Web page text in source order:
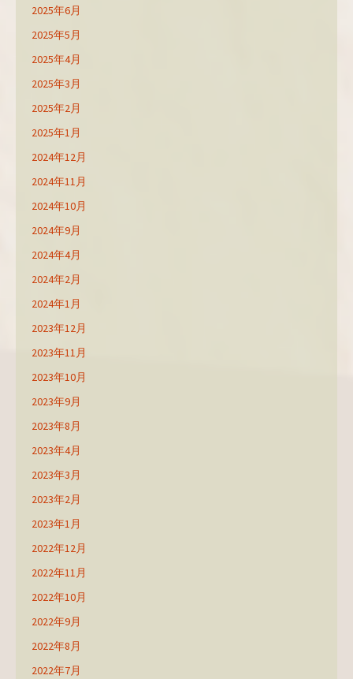
2025年6月
2025年5月
2025年4月
2025年3月
2025年2月
2025年1月
2024年12月
2024年11月
2024年10月
2024年9月
2024年4月
2024年2月
2024年1月
2023年12月
2023年11月
2023年10月
2023年9月
2023年8月
2023年4月
2023年3月
2023年2月
2023年1月
2022年12月
2022年11月
2022年10月
2022年9月
2022年8月
2022年7月